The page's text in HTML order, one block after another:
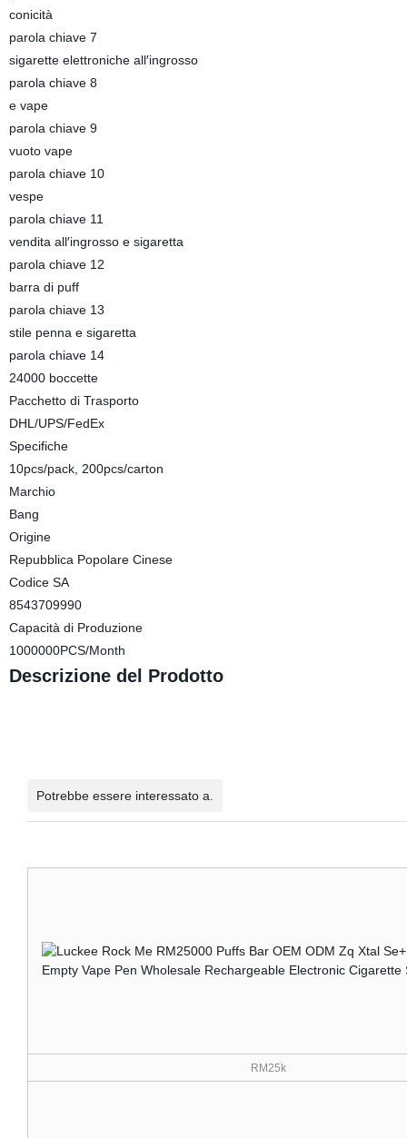
conicità
parola chiave 7
sigarette elettroniche all′ingrosso
parola chiave 8
e vape
parola chiave 9
vuoto vape
parola chiave 10
vespe
parola chiave 11
vendita all′ingrosso e sigaretta
parola chiave 12
barra di puff
parola chiave 13
stile penna e sigaretta
parola chiave 14
24000 boccette
Pacchetto di Trasporto
DHL/UPS/FedEx
Specifiche
10pcs/pack, 200pcs/carton
Marchio
Bang
Origine
Repubblica Popolare Cinese
Codice SA
8543709990
Capacità di Produzione
1000000PCS/Month
Descrizione del Prodotto
Potrebbe essere interessato a.
RM25k